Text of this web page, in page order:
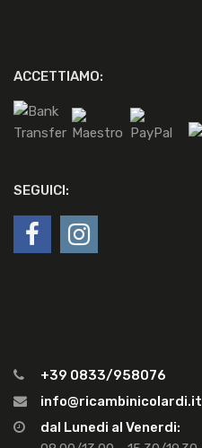
ACCETTIAMO:
SEGUICI:
+39 0833/958076
info@ricambinicolardi.it
dal Lunedi al Venerdi: